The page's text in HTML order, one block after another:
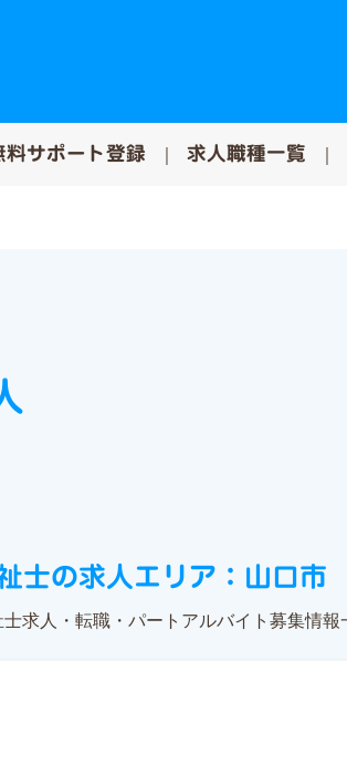
料サポート登録 求人職種一覧
士の求人エリア：山口市
求人・転職・パートアルバイト募集情報